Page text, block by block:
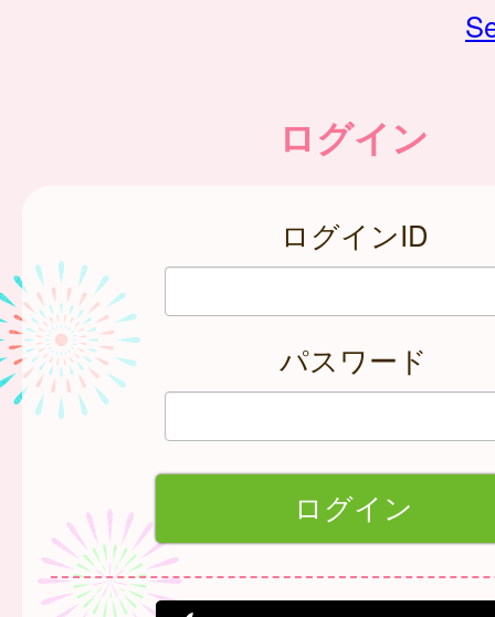
ログイン
ログインID
パスワード